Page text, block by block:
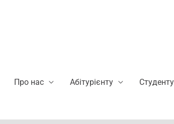
Про нас Абітурієнту Студенту